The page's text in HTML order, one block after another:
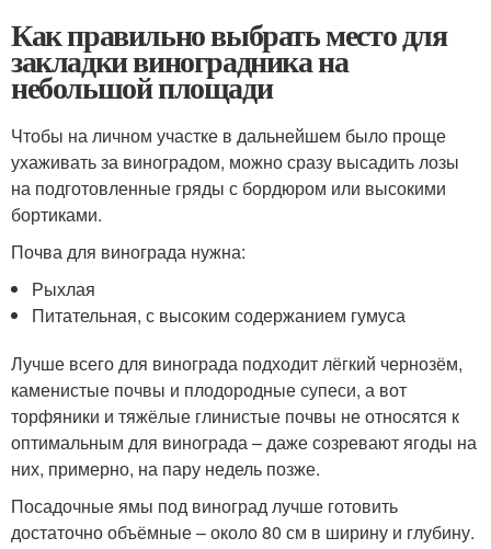
Как правильно выбрать место для
закладки виноградника на
небольшой площади
Чтобы на личном участке в дальнейшем было проще
ухаживать за виноградом, можно сразу высадить лозы
на подготовленные гряды с бордюром или высокими
бортиками.
Почва для винограда нужна:
Рыхлая
Питательная, с высоким содержанием гумуса
Лучше всего для винограда подходит лёгкий чернозём,
каменистые почвы и плодородные супеси, а вот
торфяники и тяжёлые глинистые почвы не относятся к
оптимальным для винограда – даже созревают ягоды на
них, примерно, на пару недель позже.
Посадочные ямы под виноград лучше готовить
достаточно объёмные – около 80 см в ширину и глубину.